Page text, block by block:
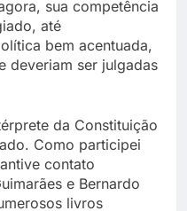
sua competência
até
bem acentuada,
deveriam ser julgadas
da Constituição
Como participei
contato
e Bernardo
livros